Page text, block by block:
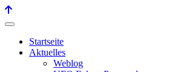
Startseite
Aktuelles
Weblog